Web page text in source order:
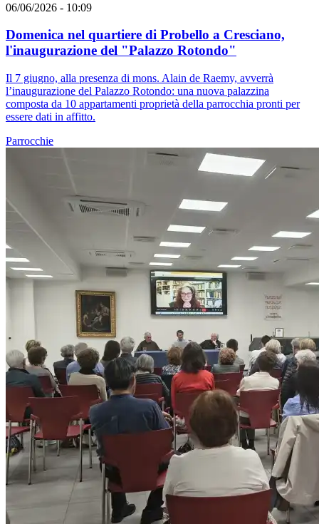
06/06/2026 - 10:09
Domenica nel quartiere di Probello a Cresciano,
l'inaugurazione del "Palazzo Rotondo"
Il 7 giugno, alla presenza di mons. Alain de Raemy, avverrà
l’inaugurazione del Palazzo Rotondo: una nuova palazzina
composta da 10 appartamenti proprietà della parrocchia pronti per
essere dati in affitto.
Parrocchie